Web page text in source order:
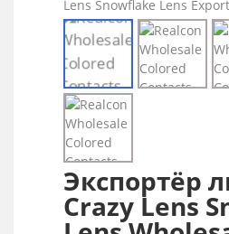
Экспортёр
Crazy Lens